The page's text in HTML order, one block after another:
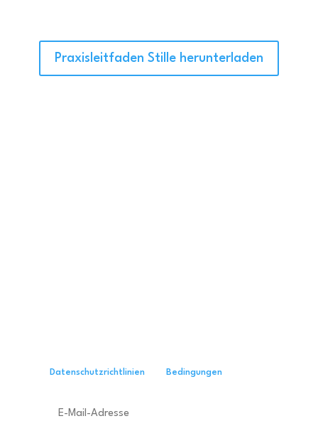
Praxisleitfaden Stille herunterladen
Datenschutzrichtlinienund Bedingungen.